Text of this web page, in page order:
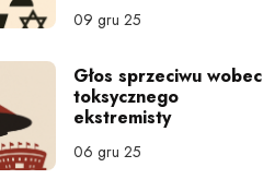
09 gru 25
Głos sprzeciwu wobec
toksycznego
ekstremisty
06 gru 25